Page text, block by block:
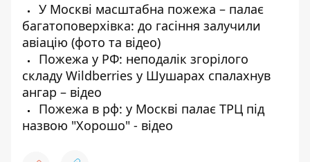
У Москві масштабна пожежа – палає
багатоповерхівка: до гасіння залучили
авіацію (фото та відео)
Пожежа у РФ: неподалік згорілого
складу Wildberries у Шушарах спалахнув
ангар – відео
Пожежа в рф: у Москві палає ТРЦ під
назвою "Хорошо" - відео